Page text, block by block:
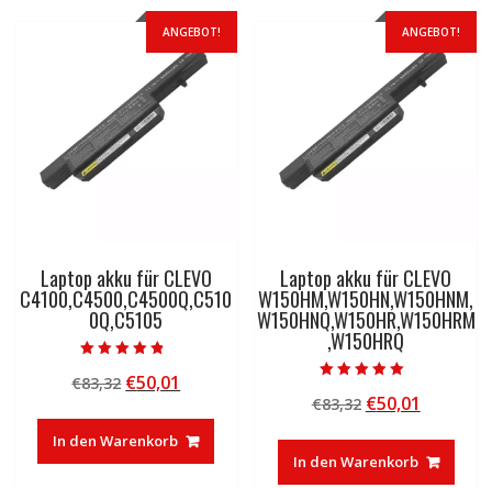
ANGEBOT!
Laptop akku für CLEVO
C4100,C4500,C4500Q,C510
0Q,C5105
4.50
von 5
€83,32 Ursprünglicher
war:
€83,32
€50,01
ist:
€50,01.
In den Warenkorb
ANGEBOT!
Laptop akku für CLEVO
W150HM,W150HN,W150HNM,
W150HNQ,W150HR,W150HRM
,W150HRQ
5.00
von 5
€83,32 Ursprünglicher
war:
€83,32
€50,01
ist:
€50,01.
In den Warenkorb